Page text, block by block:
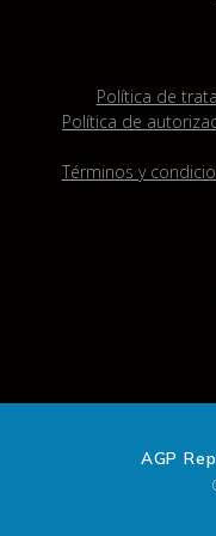
Política de
Política de
Términos y
AGP